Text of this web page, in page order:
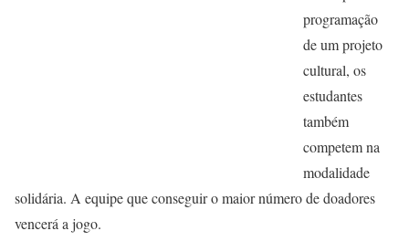
programação
de um projeto
cultural, os
estudantes
também
competem na
modalidade
solidária. A equipe que conseguir o maior número de doadores
vencerá a jogo.